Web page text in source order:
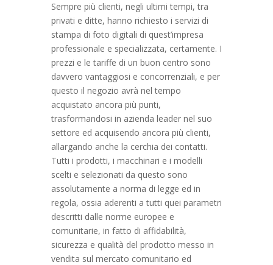
Sempre più clienti, negli ultimi tempi, tra
privati e ditte, hanno richiesto i servizi di
stampa di foto digitali di quest’impresa
professionale e specializzata, certamente. I
prezzi e le tariffe di un buon centro sono
davvero vantaggiosi e concorrenziali, e per
questo il negozio avrà nel tempo
acquistato ancora più punti,
trasformandosi in azienda leader nel suo
settore ed acquisendo ancora più clienti,
allargando anche la cerchia dei contatti.
Tutti i prodotti, i macchinari e i modelli
scelti e selezionati da questo sono
assolutamente a norma di legge ed in
regola, ossia aderenti a tutti quei parametri
descritti dalle norme europee e
comunitarie, in fatto di affidabilità,
sicurezza e qualità del prodotto messo in
vendita sul mercato comunitario ed